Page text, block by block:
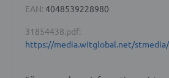
EAN: 4048539228980
31854438.pdf:
https://media.witglobal.net/